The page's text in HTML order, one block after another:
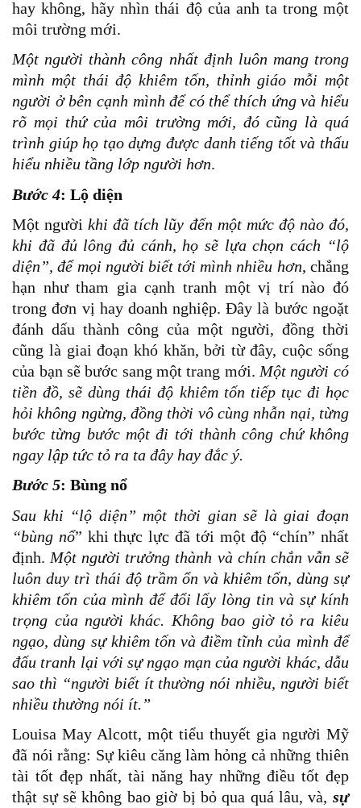
hay không, hãy nhìn thái độ của anh ta trong một
môi trường mới.
Một người thành công nhất định luôn mang trong
mình một thái độ khiêm tốn, thỉnh giáo mỗi một
người ở bên cạnh mình để có thể thích ứng và hiểu
rõ mọi thứ của môi trường mới, đó cũng là quá
trình giúp họ tạo dựng được danh tiếng tốt và thấu
hiểu nhiều tầng lớp người hơn.
Bước 4: Lộ diện
Một ngườikhi đã tích lũy đến một mức độ nào đó,
khi đã đủ lông đủ cánh, họ sẽ lựa chọn cách “lộ
diện”, để mọi người biết tới mình nhiều hơn, chẳng
hạn như tham gia cạnh tranh một vị trí nào đó
trong đơn vị hay doanh nghiệp. Đây là bước ngoặt
đánh dấu thành công của một người, đồng thời
cũng là giai đoạn khó khăn, bởi từ đây, cuộc sống
của bạn sẽ bước sang một trang mới. Một người có
tiền đồ, sẽ dùng thái độ khiêm tốn tiếp tục đi học
hỏi không ngừng, đồng thời vô cùng nhẫn nại, từng
bước từng bước một đi tới thành công chứ không
ngay lập tức tỏ ra ta đây hay đắc ý.
Bước 5: Bùng nổ
Sau khi “lộ diện” một thời gian sẽ là giai đoạn
“bùng nổ” khi thực lực đã tới một độ “chín” nhất
định. Một người trưởng thành và chín chắn vẫn sẽ
luôn duy trì thái độ trầm ổn và khiêm tốn, dùng sự
khiêm tốn của mình để đổi lấy lòng tin và sự kính
trọng của người khác. Không bao giờ tỏ ra kiêu
ngạo, dùng sự khiêm tốn và điềm tĩnh của mình để
đấu tranh lại với sự ngạo mạn của người khác, dẫu
sao thì “người biết ít thường nói nhiều, người biết
nhiều thường nói ít.”
Louisa May Alcott, một tiểu thuyết gia người Mỹ
đã nói rằng: Sự kiêu căng làm hỏng cả những thiên
tài tốt đẹp nhất, tài năng hay những điều tốt đẹp
thật sự sẽ không bao giờ bị bỏ qua quá lâu, và, sự